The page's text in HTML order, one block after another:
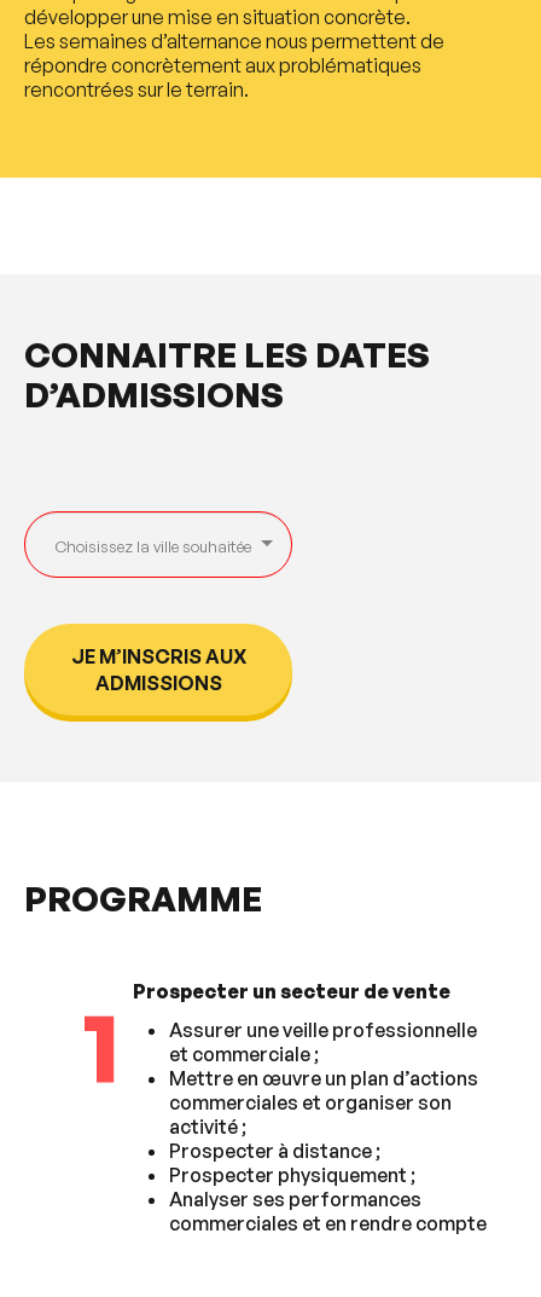
développer une mise en situation concrète.
Les semaines d’alternance nous permettent de
répondre concrètement aux problématiques
rencontrées sur le terrain.
CONNAITRE LES DATES
D’ADMISSIONS
JE M’INSCRIS AUX
ADMISSIONS
PROGRAMME
1
Prospecter un secteur de vente
Assurer une veille professionnelle
et commerciale ;
Mettre en œuvre un plan d’actions
commerciales et organiser son
activité ;
Prospecter à distance ;
Prospecter physiquement ;
Analyser ses performances
commerciales et en rendre compte